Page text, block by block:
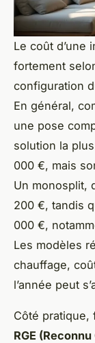
Le coût d’une
fortement
configuration
En général,
une pose
solution la
000 €, mais
Un monosplit,
200 €, tandis
000 €,
Les modèles
chauffage,
l’année peut
Côté pratique,
RGE